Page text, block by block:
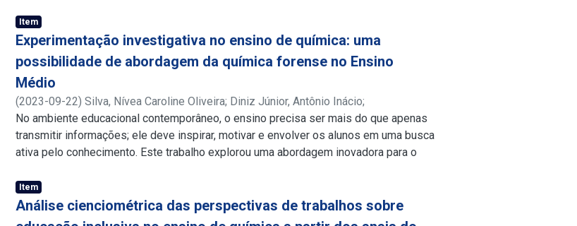
Item
Experimentação investigativa no ensino de química: uma
possibilidade de abordagem da química forense no Ensino
Médio
(2023-09-22)Silva, Nívea Caroline Oliveira; Diniz Júnior, Antônio Inácio;
http://lattes.cnpq.br/4807751048303686
No ambiente educacional contemporâneo, o ensino precisa ser mais do que apenas
transmitir informações; ele deve inspirar, motivar e envolver os alunos em uma busca
ativa pelo conhecimento. Este trabalho explorou uma abordagem inovadora para o
ferramenta de aprendizado dinâmica. A pesquisa teve origem na crescente
popularidade da Química Forense, alimentada por programas de televisão, séries e
jogos de investigação criminal. Ao introduzir essa disciplina intrigante aos
Item
Análise cienciométrica das perspectivas de trabalhos sobre